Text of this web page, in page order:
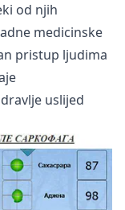
od njih
medicinske
pristup ljudima
uslijed